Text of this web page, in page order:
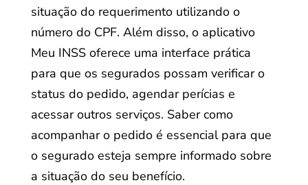
situação do requerimento utilizando o
número do CPF. Além disso, o aplicativo
Meu INSS oferece uma interface prática
para que os segurados possam verificar o
status do pedido, agendar perícias e
acessar outros serviços. Saber como
acompanhar o pedido é essencial para que
o segurado esteja sempre informado sobre
a situação do seu benefício.